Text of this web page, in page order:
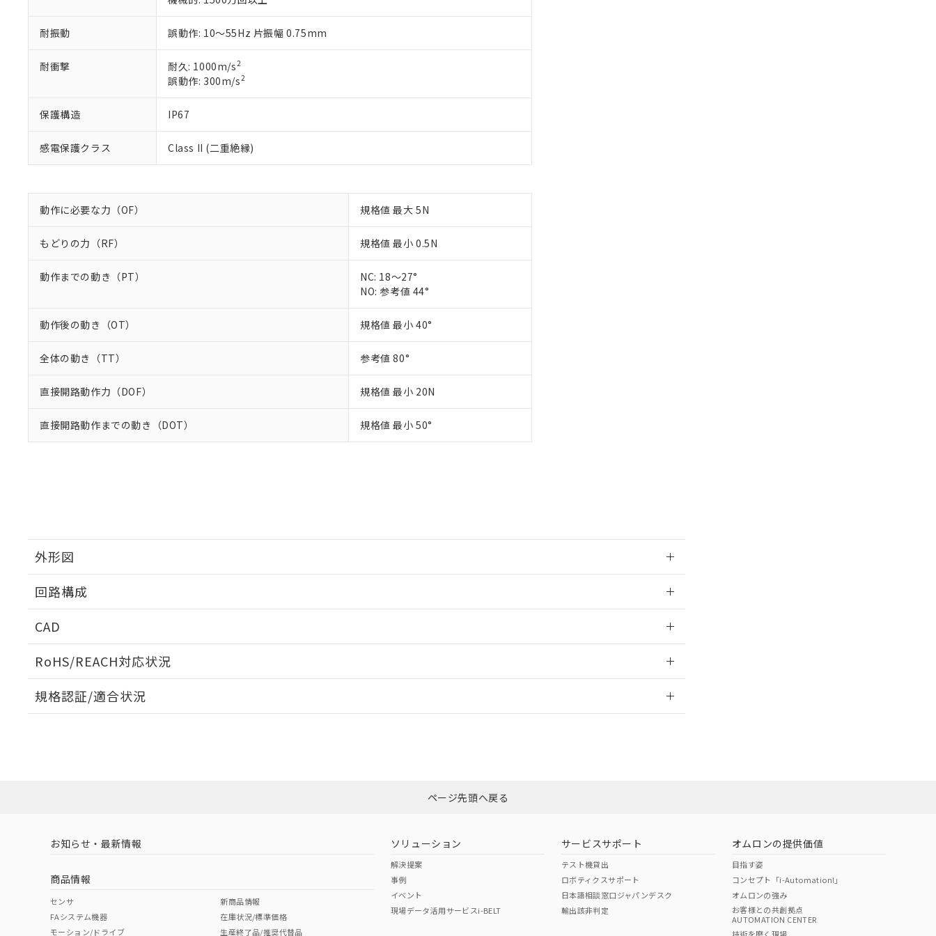
耐振動 誤動作: 10～55Hz 片振幅 0.75mm
耐衝撃 耐久: 1000m/s2
誤動作: 300m/s2
保護構造 IP67
感電保護クラス Class II (二重絶縁)
動作に必要な力（OF） 規格値 最大 5N
もどりの力（RF） 規格値 最小 0.5N
動作までの動き（PT）
NC: 18～27°
NO: 参考値 44°
動作後の動き（OT） 規格値 最小 40°
全体の動き（TT） 参考値 80°
直接開路動作力（DOF） 規格値 最小 20N
直接開路動作までの動き（DOT） 規格値 最小 50°
外形図
回路構成
CAD
RoHS/REACH対応状況
EU RoHS 注意事項・凡例
ダウンロードはこちら
中国 RoHS 注意事項・凡例
中国 RoHS表
Pb Hg Cr(VI)
規格認証/適合状況
（イギリス
（ノルウェー
（日本
（アメリカ
当社販売員にご相談ください。
オムロン制御機器販売店や当社販売拠点は「販売ネットワーク
在庫状況および標準価格結果を当社の事前の承諾なく第三者に漏洩または開示しないようお願いしま
す。
いる法人を指します。
※2 対応予定月
部品在庫の切り替え状況などにより、予定月が前後することがあります。
※3 非含有証明書ダウンロード
EU RoHS指令（10物質）の非含有証明書
51物質の非含有証明書（当社基準）
また、RoHS指令のフタル酸エステル類４物質の対応では、対応完了までの期間は出荷製品に未対応品が
混在することから備考欄に対応日を記載しておりました。
既に当社にて対応品への在庫切替を完了していることから、特段のことがない限り、2022年1月12日よ
※2 環境保護使用期限
「ｅ」：有害物質（10物質）のすべてが基準値以下であることを示します。
「10」：通常の使用状況下において有害物質が外部に漏えいし、環境に深刻な影響を及ぼさない年数を意
味します。
「－」：未確認です。当社販売部門へお問い合わせください。
当社は、貴社製品を第三者に販売する場合は、上記1、2および3の内容を当該第三者に通知します。
たしません。
△
－
在庫なし(最新の在庫状況については、お客様のお取引先、またはお客様担当のオムロン制御
空
ページ先頭へ戻る
お知らせ・最新情報
商品情報
センサ
FAシステム機器
モーション/ドライブ
新商品情報
在庫状況/標準価格
生産終了品/推奨代替品
ソリューション
解決提案
事例
イベント
現場データ活用サービスi-BELT
サービスサポート
テスト機貸出
ロボティクスサポート
日本語相談窓口ジャパンデスク
輸出該非判定
オムロンの提供価値
目指す姿
コンセプト「i-Automation!」
オムロンの強み
お客様との共創拠点
AUTOMATION CENTER